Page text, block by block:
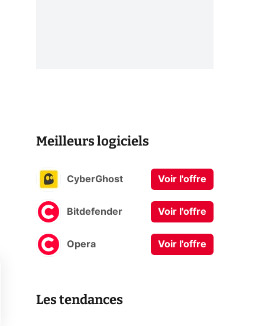
Meilleurs logiciels
CyberGhost Voir l'offre
Bitdefender Voir l'offre
Opera Voir l'offre
Les tendances